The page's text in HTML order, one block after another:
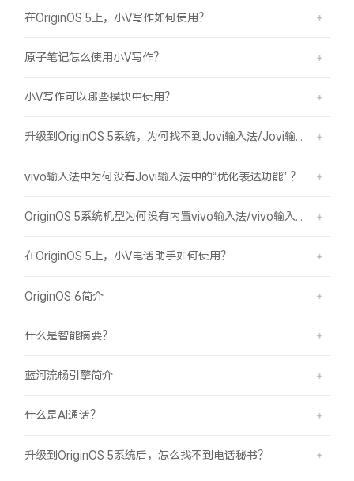
在OriginOS 5上，小V写作如何使用？
原子笔记怎么使用小V写作？
小V写作可以哪些模块中使用？
升级到OriginOS 5系统，为何找不到Jovi输入法/Jovi输入法Pro？
vivo输入法中为何没有Jovi输入法中的“优化表达功能” ？
在OriginOS 5上，小V电话助手如何使用？
OriginOS 6简介
什么是智能摘要？
蓝河流畅引擎简介
什么是AI通话？
升级到OriginOS 5系统后，怎么找不到电话秘书？